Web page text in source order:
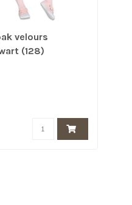
velours
(128)